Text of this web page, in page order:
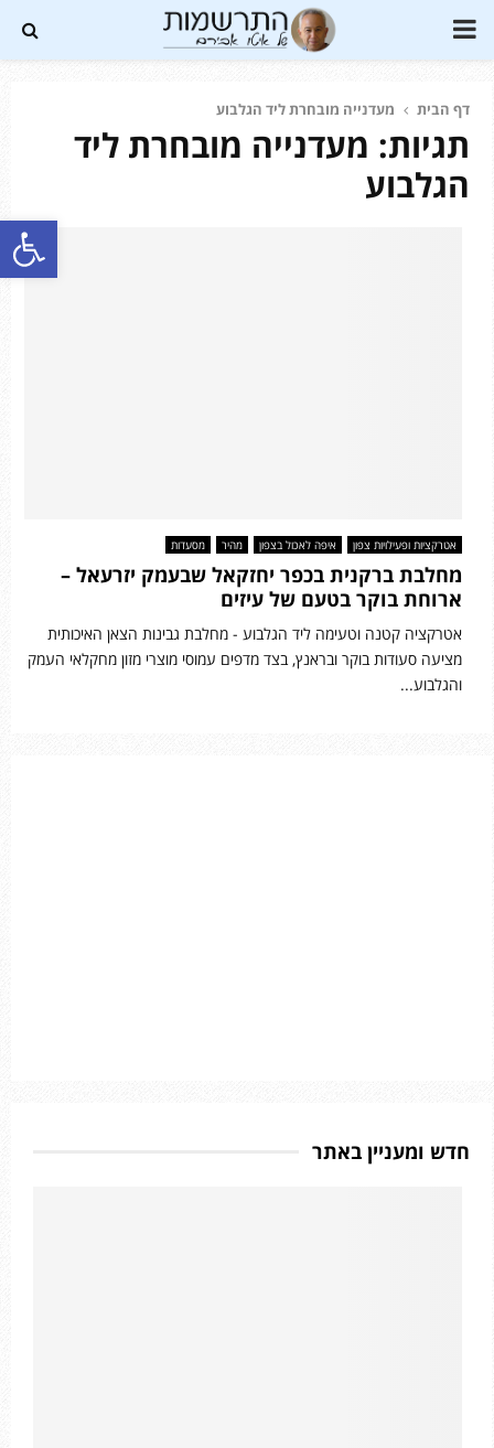
פתח סרגל נגישות
PRIMARY
דף הבית מעדנייה מובחרת ליד הגלבוע
תגיות: מעדנייה מובחרת ליד
הגלבוע
אטרקציות ופעילויות צפון איפה לאכול בצפון מהיר מסעדות
מחלבת ברקנית בכפר יחזקאל שבעמק יזרעאל –
ארוחת בוקר בטעם של עיזים
אטרקציה קטנה וטעימה ליד הגלבוע - מחלבת גבינות הצאן האיכותית
מציעה סעודות בוקר ובראנץ, בצד מדפים עמוסי מוצרי מזון מחקלאי העמק
והגלבוע...
חדש ומעניין באתר